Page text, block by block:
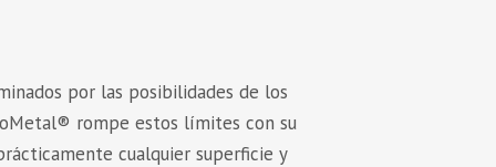
por las posibilidades de los
rompe estos límites con su
cualquier superficie y